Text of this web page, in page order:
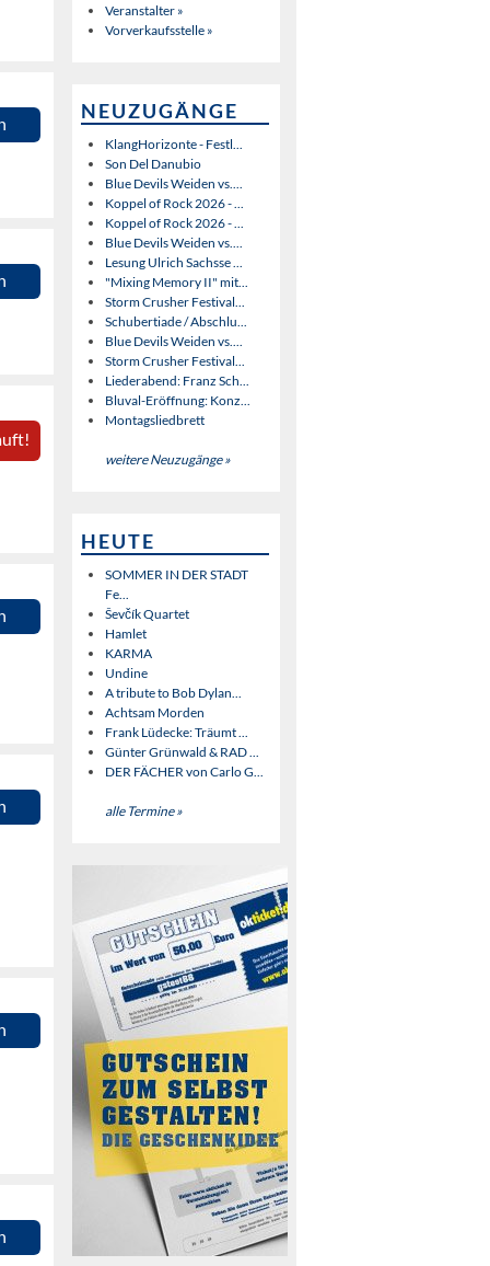
Veranstalter »
Vorverkaufsstelle »
NEUZUGÄNGE
KlangHorizonte - Festl...
Son Del Danubio
Blue Devils Weiden vs....
Koppel of Rock 2026 - ...
Koppel of Rock 2026 - ...
Blue Devils Weiden vs....
Lesung Ulrich Sachsse ...
"Mixing Memory II" mit...
Storm Crusher Festival...
Schubertiade / Abschlu...
Blue Devils Weiden vs....
Storm Crusher Festival...
Liederabend: Franz Sch...
Bluval-Eröffnung: Konz...
Montagsliedbrett
weitere Neuzugänge »
HEUTE
SOMMER IN DER STADT
Fe...
Ševčík Quartet
Hamlet
KARMA
Undine
A tribute to Bob Dylan...
Achtsam Morden
Frank Lüdecke: Träumt ...
Günter Grünwald & RAD ...
DER FÄCHER von Carlo G...
alle Termine »